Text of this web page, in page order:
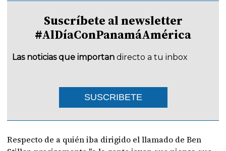
Suscríbete al newsletter
#AlDíaConPanamáAmérica
Las noticias que importan directo a tu inbox
SUSCRIBETE
Respecto de a quién iba dirigido el llamado de Ben